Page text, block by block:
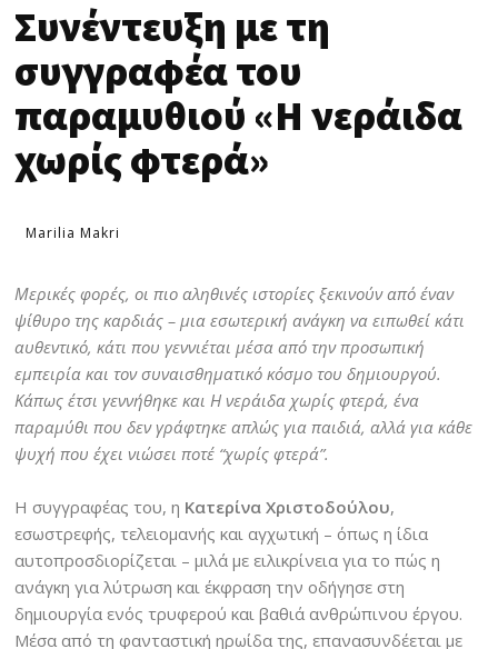
Συνέντευξη με τη
συγγραφέα του
παραμυθιού «Η νεράιδα
χωρίς φτερά»
Marilia Makri
Μερικές φορές, οι πιο αληθινές ιστορίες ξεκινούν από έναν
ψίθυρο της καρδιάς – μια εσωτερική ανάγκη να ειπωθεί κάτι
αυθεντικό, κάτι που γεννιέται μέσα από την προσωπική
εμπειρία και τον συναισθηματικό κόσμο του δημιουργού.
Κάπως έτσι γεννήθηκε και Η νεράιδα χωρίς φτερά, ένα
παραμύθι που δεν γράφτηκε απλώς για παιδιά, αλλά για κάθε
ψυχή που έχει νιώσει ποτέ “χωρίς φτερά”.
Η συγγραφέας του, η Κατερίνα Χριστοδούλου,
εσωστρεφής, τελειομανής και αγχωτική – όπως η ίδια
αυτοπροσδιορίζεται – μιλά με ειλικρίνεια για το πώς η
ανάγκη για λύτρωση και έκφραση την οδήγησε στη
δημιουργία ενός τρυφερού και βαθιά ανθρώπινου έργου.
Μέσα από τη φανταστική ηρωίδα της, επανασυνδέεται με